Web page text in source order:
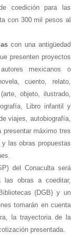
coedición para las
con 300 mil pesos al
con una antigüedad
presenten proyectos
mexicanos o
cuento, relato,
objeto, ilustrado,
Libro infantil y
viajes, autobiografía,
presentar máximo tres
las obras propuestas
del Conaculta será
las obras a coeditar,
(DGB) y un
tomarán en cuenta
la trayectoria de la
presentada.